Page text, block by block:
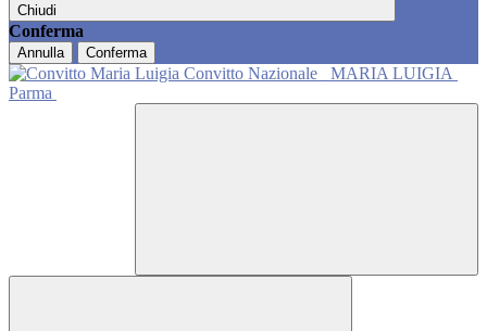
Chiudi
Conferma
Annulla Conferma
Convitto Nazionale
MARIA LUIGIA
Parma